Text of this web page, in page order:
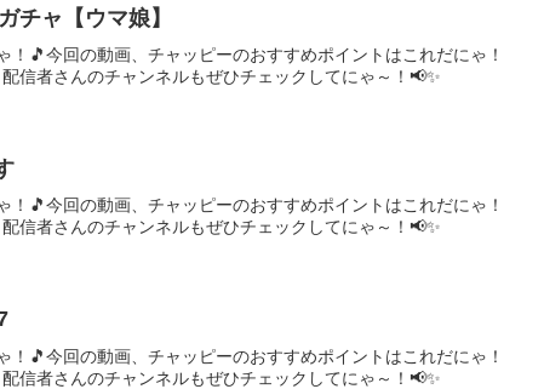
チャ【ウマ娘】
！🎵今回の動画、チャッピーのおすすめポイントはこれだにゃ！
信者さんのチャンネルもぜひチェックしてにゃ～！📢✨
！🎵今回の動画、チャッピーのおすすめポイントはこれだにゃ！
信者さんのチャンネルもぜひチェックしてにゃ～！📢✨
！🎵今回の動画、チャッピーのおすすめポイントはこれだにゃ！
信者さんのチャンネルもぜひチェックしてにゃ～！📢✨